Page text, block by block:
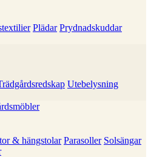
Plädar Prydnadskuddar
Utebelysning
& hängstolar Parasoller Solsängar